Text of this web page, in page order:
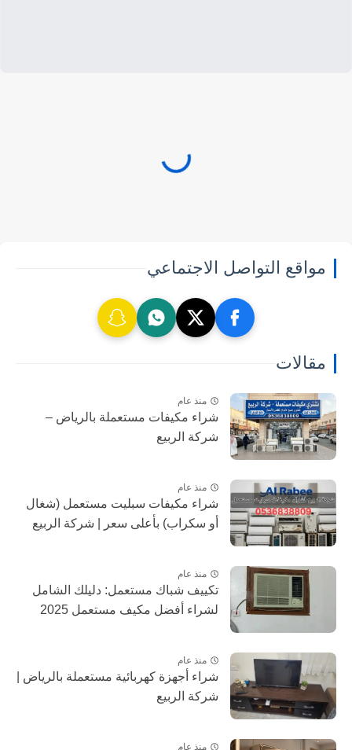
مواقع التواصل الاجتماعي
مقالات
منذ عام
شراء مكيفات مستعملة بالرياض –
شركة الربيع
منذ عام
شراء مكيفات سبليت مستعمل (شغال
أو سكراب) بأعلى سعر | شركة الربيع
منذ عام
تكييف شباك مستعمل: دليلك الشامل
لشراء أفضل مكيف مستعمل 2025
منذ عام
شراء أجهزة كهربائية مستعملة بالرياض |
شركة الربيع
منذ عام